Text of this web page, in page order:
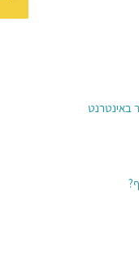
באינטרנט